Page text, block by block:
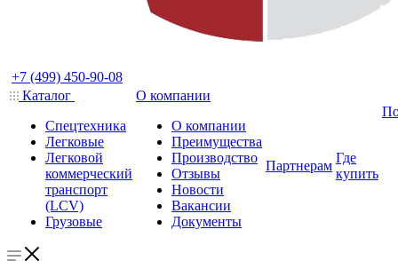
+7 (499) 450-90-08
Каталог
Спецтехника
Легковые
Легковой
коммерческий
транспорт
(LCV)
Грузовые
О компании
О компании
Преимущества
Производство
Отзывы
Новости
Вакансии
Документы
Партнерам
Где
купить